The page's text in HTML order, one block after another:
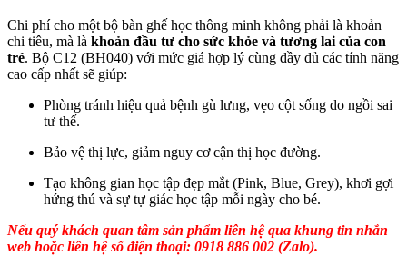
Chi phí cho một bộ bàn ghế học thông minh không phải là khoản
chi tiêu, mà là khoản đầu tư cho sức khỏe và tương lai của con
trẻ. Bộ C12 (BH040) với mức giá hợp lý cùng đầy đủ các tính năng
cao cấp nhất sẽ giúp:
Phòng tránh hiệu quả bệnh gù lưng, vẹo cột sống do ngồi sai
tư thế.
Bảo vệ thị lực, giảm nguy cơ cận thị học đường.
Tạo không gian học tập đẹp mắt (Pink, Blue, Grey), khơi gợi
hứng thú và sự tự giác học tập mỗi ngày cho bé.
Nếu quý khách quan tâm sản phẩm liên hệ qua khung tin nhắn
web hoặc liên hệ số điện thoại: 0918 886 002 (Zalo).